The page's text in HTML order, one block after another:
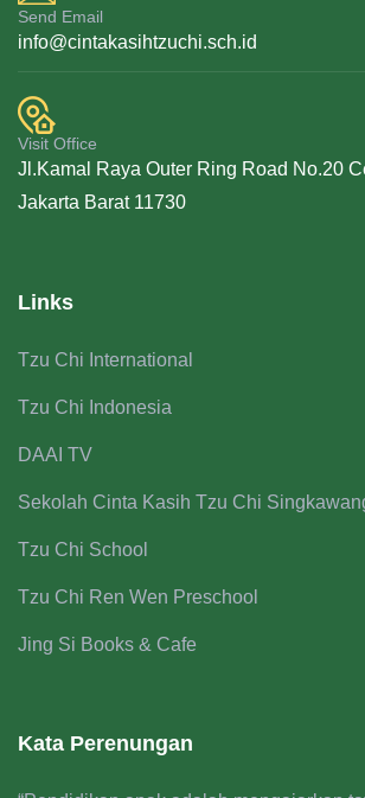
Send Email
info@cintakasihtzuchi.sch.id
Visit Office
Jl.Kamal Raya Outer Ring Road No.20
Jakarta Barat 11730
Links
Tzu Chi International
Tzu Chi Indonesia
DAAI TV
Sekolah Cinta Kasih Tzu Chi
Tzu Chi School
Tzu Chi Ren Wen Preschool
Jing Si Books & Cafe
Kata Perenungan